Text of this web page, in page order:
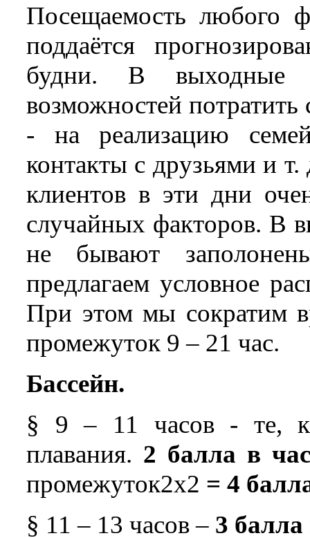
Посещаемость любого
поддаётся
будни. В выходные
возможностей потратить
- на реализацию
контакты с друзьями и
клиентов в эти дни
случайных факторов. В
не бывают
предлагаем условное
При этом мы сократим
промежуток 9 – 21 час.
Бассейн.
§ 9 – 11 часов - те,
плавания. 2 балла в час
промежуток2х2 = 4
§ 11 – 13 часов – 3 балла